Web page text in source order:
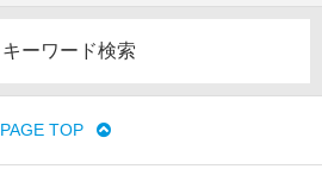
キーワード検索
PAGE TOP